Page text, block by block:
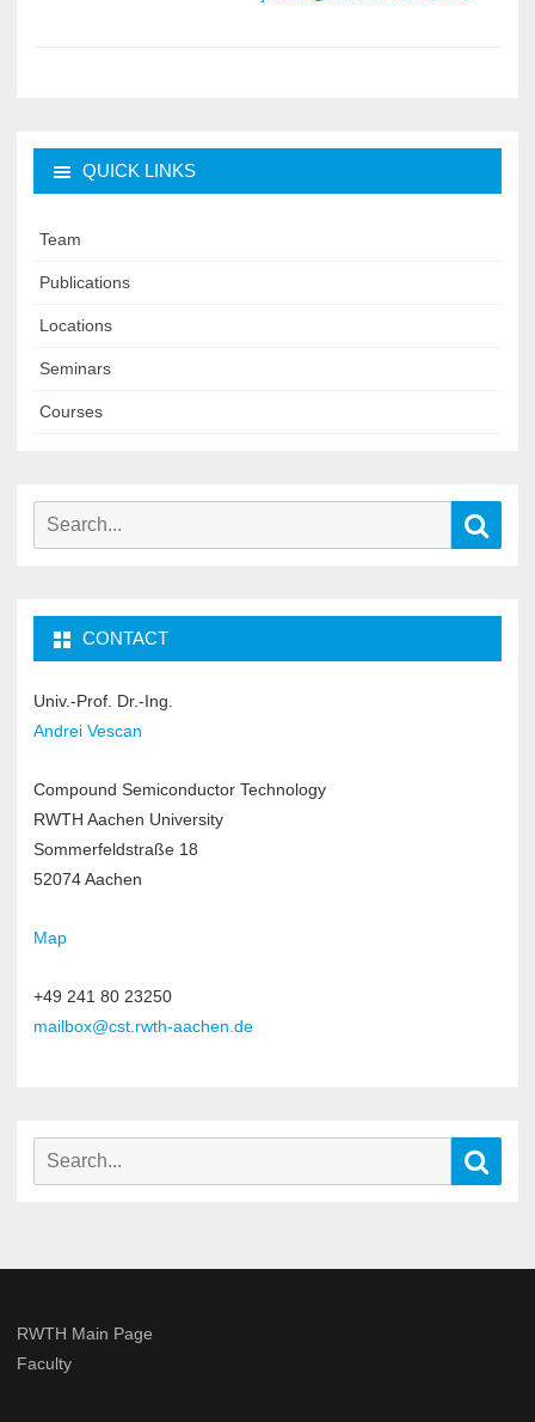
QUICK LINKS
Team
Publications
Locations
Seminars
Courses
Search
CONTACT
Univ.-Prof. Dr.-Ing.
Andrei Vescan
Compound Semiconductor Technology
RWTH Aachen University
Sommerfeldstraße 18
52074 Aachen
Map
+49 241 80 23250
mailbox@cst.rwth-aachen.de
Search
RWTH Main Page
Faculty